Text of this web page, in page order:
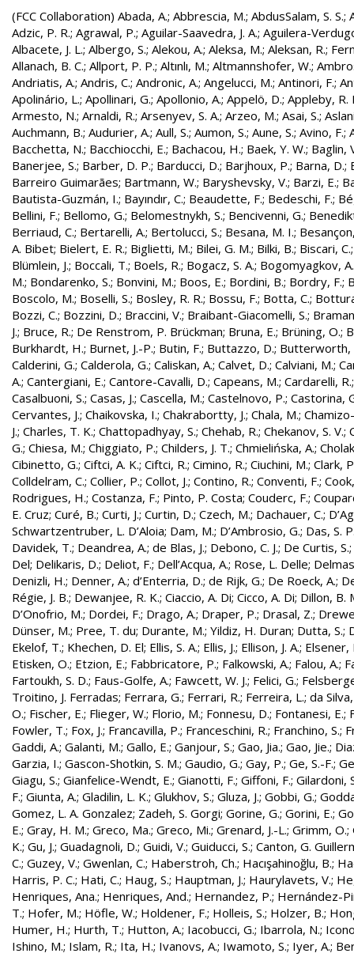
(FCC Collaboration) Abada, A.; Abbrescia, M.; AbdusSalam, S. S.;
Adzic, P. R.; Agrawal, P.; Aguilar-Saavedra, J. A.; Aguilera-
Albacete, J. L.; Albergo, S.; Alekou, A.; Aleksa, M.; Aleksan, R.;
Allanach, B. C.; Allport, P. P.; Altınlı, M.; Altmannshofer, W.;
Andriatis, A.; Andris, C.; Andronic, A.; Angelucci, M.; Antinori, F.;
Apolinário, L.; Apollinari, G.; Apollonio, A.; Appelö, D.; Appleby, R.
Armesto, N.; Arnaldi, R.; Arsenyev, S. A.; Arzeo, M.; Asai, S.;
Auchmann, B.; Audurier, A.; Aull, S.; Aumon, S.; Aune, S.; Avino, F.;
Bacchetta, N.; Bacchiocchi, E.; Bachacou, H.; Baek, Y. W.; Baglin,
Banerjee, S.; Barber, D. P.; Barducci, D.; Barjhoux, P.; Barna, D.;
Barreiro Guimarães; Bartmann, W.; Baryshevsky, V.; Barzi, E.;
Bautista-Guzmán, I.; Bayındır, C.; Beaudette, F.; Bedeschi, F.;
Bellini, F.; Bellomo, G.; Belomestnykh, S.; Bencivenni, G.;
Berriaud, C.; Bertarelli, A.; Bertolucci, S.; Besana, M. I.;
A. Bibet; Bielert, E. R.; Biglietti, M.; Bilei, G. M.; Bilki, B.; Biscari, C.
Blümlein, J.; Boccali, T.; Boels, R.; Bogacz, S. A.; Bogomyagkov, A.
M.; Bondarenko, S.; Bonvini, M.; Boos, E.; Bordini, B.; Bordry, F.;
Boscolo, M.; Boselli, S.; Bosley, R. R.; Bossu, F.; Botta, C.;
Bozzi, C.; Bozzini, D.; Braccini, V.; Braibant-Giacomelli, S.;
J.; Bruce, R.; De Renstrom, P. Brückman; Bruna, E.; Brüning, O.;
Burkhardt, H.; Burnet, J.-P.; Butin, F.; Buttazzo, D.; Butterworth,
Calderini, G.; Calderola, G.; Caliskan, A.; Calvet, D.; Calviani, M.;
A.; Cantergiani, E.; Cantore-Cavalli, D.; Capeans, M.; Cardarelli, R.
Casalbuoni, S.; Casas, J.; Cascella, M.; Castelnovo, P.; Castorina,
Cervantes, J.; Chaikovska, I.; Chakrabortty, J.; Chala, M.;
J.; Charles, T. K.; Chattopadhyay, S.; Chehab, R.; Chekanov, S. V.;
G.; Chiesa, M.; Chiggiato, P.; Childers, J. T.; Chmielińska, A.;
Cibinetto, G.; Ciftci, A. K.; Ciftci, R.; Cimino, R.; Ciuchini, M.; Clark,
Colldelram, C.; Collier, P.; Collot, J.; Contino, R.; Conventi, F.;
Rodrigues, H.; Costanza, F.; Pinto, P. Costa; Couderc, F.;
E. Cruz; Curé, B.; Curti, J.; Curtin, D.; Czech, M.; Dachauer, C.;
Schwartzentruber, L. D’Aloia; Dam, M.; D’Ambrosio, G.; Das, S.
Davidek, T.; Deandrea, A.; de Blas, J.; Debono, C. J.; De Curtis, S.;
Del; Delikaris, D.; Deliot, F.; Dell’Acqua, A.; Rose, L. Delle;
Denizli, H.; Denner, A.; d’Enterria, D.; de Rijk, G.; De Roeck, A.;
Régie, J. B.; Dewanjee, R. K.; Ciaccio, A. Di; Cicco, A. Di; Dillon, B.
D’Onofrio, M.; Dordei, F.; Drago, A.; Draper, P.; Drasal, Z.;
Dünser, M.; Pree, T. du; Durante, M.; Yildiz, H. Duran; Dutta, S.;
Ekelof, T.; Khechen, D. El; Ellis, S. A.; Ellis, J.; Ellison, J. A.; Elsener,
Etisken, O.; Etzion, E.; Fabbricatore, P.; Falkowski, A.; Falou, A.;
Fartoukh, S. D.; Faus-Golfe, A.; Fawcett, W. J.; Felici, G.;
Troitino, J. Ferradas; Ferrara, G.; Ferrari, R.; Ferreira, L.; da
O.; Fischer, E.; Flieger, W.; Florio, M.; Fonnesu, D.; Fontanesi, E.;
Fowler, T.; Fox, J.; Francavilla, P.; Franceschini, R.; Franchino, S.;
Gaddi, A.; Galanti, M.; Gallo, E.; Ganjour, S.; Gao, Jia.; Gao, Jie.;
Garzia, I.; Gascon-Shotkin, S. M.; Gaudio, G.; Gay, P.; Ge, S.-F.;
Giagu, S.; Gianfelice-Wendt, E.; Gianotti, F.; Giffoni, F.; Gilardoni,
F.; Giunta, A.; Gladilin, L. K.; Glukhov, S.; Gluza, J.; Gobbi, G.;
Gomez, L. A. Gonzalez; Zadeh, S. Gorgi; Gorine, G.; Gorini, E.;
E.; Gray, H. M.; Greco, Ma.; Greco, Mi.; Grenard, J.-L.; Grimm, O.;
K.; Gu, J.; Guadagnoli, D.; Guidi, V.; Guiducci, S.; Canton, G.
C.; Guzey, V.; Gwenlan, C.; Haberstroh, Ch.; Hacışahinoğlu, B.;
Harris, P. C.; Hati, C.; Haug, S.; Hauptman, J.; Haurylavets, V.;
Henriques, Ana.; Henriques, And.; Hernandez, P.; Hernández-
T.; Hofer, M.; Höfle, W.; Holdener, F.; Holleis, S.; Holzer, B.;
Humer, H.; Hurth, T.; Hutton, A.; Iacobucci, G.; Ibarrola, N.;
Ishino, M.; Islam, R.; Ita, H.; Ivanovs, A.; Iwamoto, S.; Iyer, A.;